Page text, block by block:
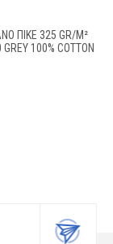
ΠΙΚΈ 325 GR/M²
100% COTTON